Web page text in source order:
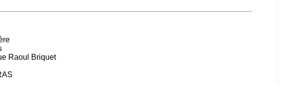
Raoul Briquet